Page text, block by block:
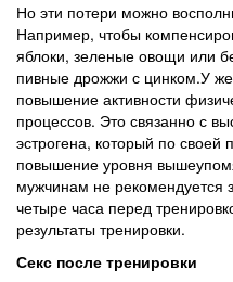
Но эти потери можно
Например, чтобы
яблоки, зеленые овощи или
пивные дрожжи с цинком.У
повышение активности
процессов. Это связанно с
эстрогена, который по своей
повышение уровня
мужчинам не рекомендуется
четыре часа перед
результаты тренировки.
Секс после тренировки